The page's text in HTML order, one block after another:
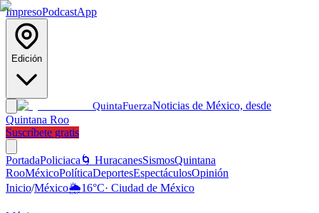
ImpresoPodcastApp
Edición
QuintaFuerzaNoticias de México, desde
Quintana Roo
Suscríbete gratis
PortadaPoliciaca 🌀 HuracanesSismosQuintana
RooMéxicoPolíticaDeportesEspectáculosOpinión
Inicio/México🌦️16°C· Ciudad de México